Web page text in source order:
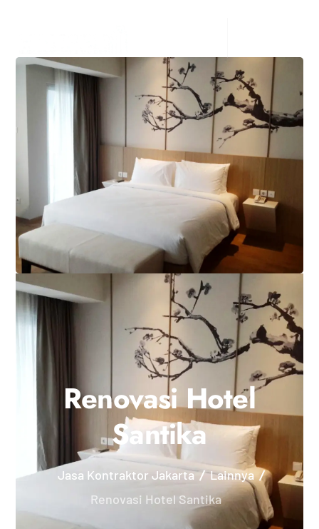
Renovasi Hotel
Santika
Jasa Kontraktor Jakarta
Lainnya
Renovasi Hotel Santika